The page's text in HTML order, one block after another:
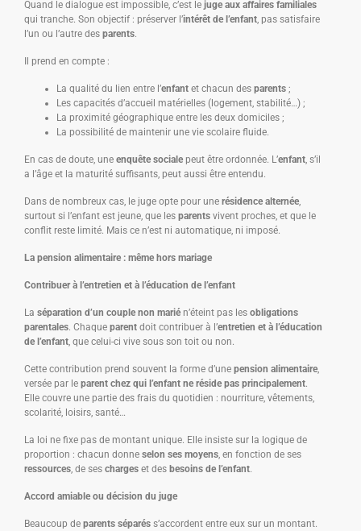
Quand le dialogue est impossible, c’est le juge aux affaires familiales
qui tranche. Son objectif : préserver l’intérêt de l’enfant, pas satisfaire
l’un ou l’autre des parents.
Il prend en compte :
La qualité du lien entre l’enfant et chacun des parents ;
Les capacités d’accueil matérielles (logement, stabilité…) ;
La proximité géographique entre les deux domiciles ;
La possibilité de maintenir une vie scolaire fluide.
En cas de doute, une enquête sociale peut être ordonnée. L’enfant, s’il
a l’âge et la maturité suffisants, peut aussi être entendu.
Dans de nombreux cas, le juge opte pour une résidence alternée,
surtout si l’enfant est jeune, que les parents vivent proches, et que le
conflit reste limité. Mais ce n’est ni automatique, ni imposé.
La pension alimentaire : même hors mariage
Contribuer à l’entretien et à l’éducation de l’enfant
La séparation d’un couple non marié n’éteint pas les obligations
parentales. Chaque parent doit contribuer à l’entretien et à l’éducation
de l’enfant, que celui-ci vive sous son toit ou non.
Cette contribution prend souvent la forme d’une pension alimentaire,
versée par le parent chez qui l’enfant ne réside pas principalement.
Elle couvre une partie des frais du quotidien : nourriture, vêtements,
scolarité, loisirs, santé…
La loi ne fixe pas de montant unique. Elle insiste sur la logique de
proportion : chacun donne selon ses moyens, en fonction de ses
ressources, de ses charges et des besoins de l’enfant.
Accord amiable ou décision du juge
Beaucoup de parents séparés s’accordent entre eux sur un montant.